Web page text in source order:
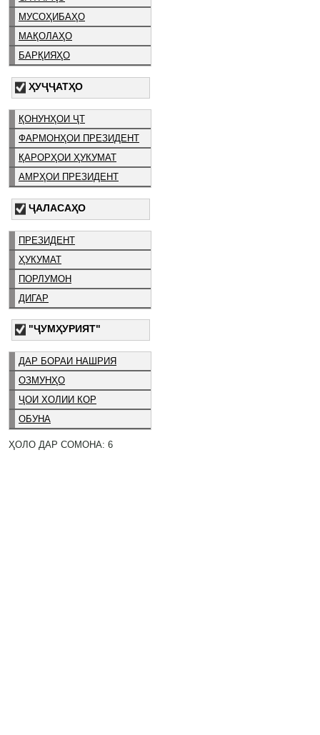
МУСОҲИБАҲО
МАҚОЛАҲО
БАРҚИЯҲО
ҲУҶҶАТҲО
ҚОНУНҲОИ ҶТ
ФАРМОНҲОИ ПРЕЗИДЕНТ
ҚАРОРҲОИ ҲУКУМАТ
АМРҲОИ ПРЕЗИДЕНТ
ҶАЛАСАҲО
ПРЕЗИДЕНТ
ҲУКУМАТ
ПОРЛУМОН
ДИГАР
"ҶУМҲУРИЯТ"
ДАР БОРАИ НАШРИЯ
ОЗМУНҲО
ҶОИ ХОЛИИ КОР
ОБУНА
ҲОЛО ДАР СОМОНА: 6